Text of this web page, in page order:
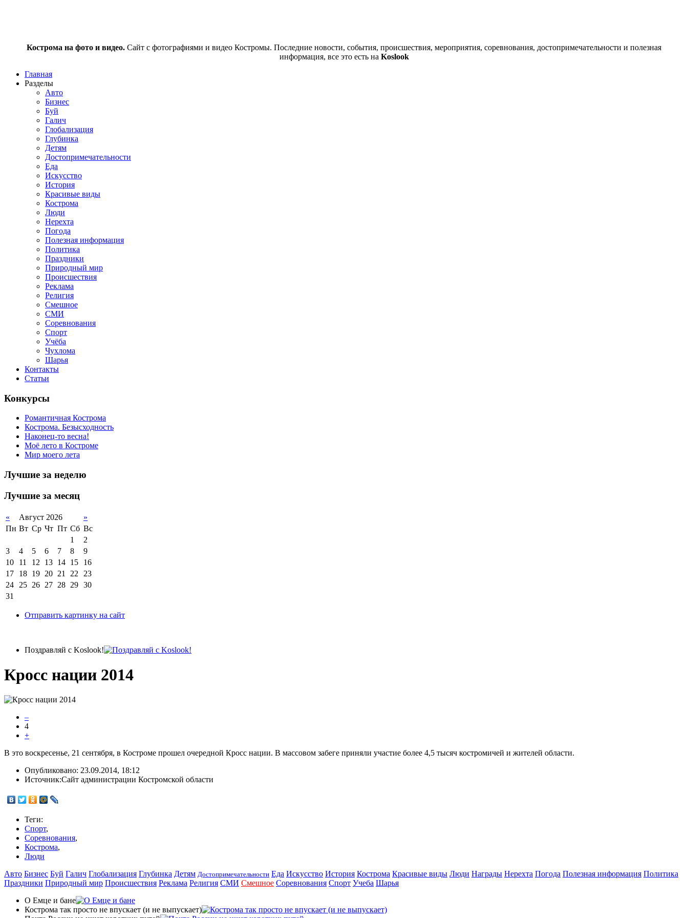
Кострома на фото и видео. Сайт с фотографиями и видео Костромы. Последние новости, события, происшествия, мероприятия, соревнования, достопримечательности и полезная
информация, все это есть на Koslook
Главная
Разделы
Авто
Бизнес
Буй
Галич
Глобализация
Глубинка
Детям
Достопримечательности
Еда
Искусство
История
Красивые виды
Кострома
Люди
Нерехта
Погода
Полезная информация
Политика
Праздники
Природный мир
Происшествия
Реклама
Религия
Смешное
СМИ
Соревнования
Спорт
Учёба
Чухлома
Шарья
Контакты
Статьи
Конкурсы
Романтичная Кострома
Кострома. Безысходность
Наконец-то весна!
Моё лето в Костроме
Мир моего лета
Лучшие за неделю
Лучшие за месяц
« Август 2026
»
Пн Вт Ср Чт Пт Сб Вс
1
2
3
4 5 6 7 8
9
10
11 12 13 14 15
16
17
18 19 20 21 22
23
24
25 26 27 28 29 30
31
Отправить картинку на сайт
Поздравляй с Koslook!
Кросс нации 2014
–
4
+
В это воскресенье, 21 сентября, в Костроме прошел очередной Кросс нации. В массовом забеге приняли участие более 4,5 тысяч костромичей и жителей области.
Опубликовано: 23.09.2014, 18:12
Источник:Сайт администрации Костромской области
Теги:
Спорт,
Соревнования,
Кострома,
Люди
Авто Бизнес Буй Галич Глобализация Глубинка Детям Достопримечательности Еда Искусство История Кострома Красивые виды Люди Награды Нерехта Погода Полезная информация Политика
Праздники Природный мир Происшествия Реклама Религия СМИ Смешное Соревнования Спорт Учеба Шарья
О Емце и бане
Кострома так просто не впускает (и не выпускает)